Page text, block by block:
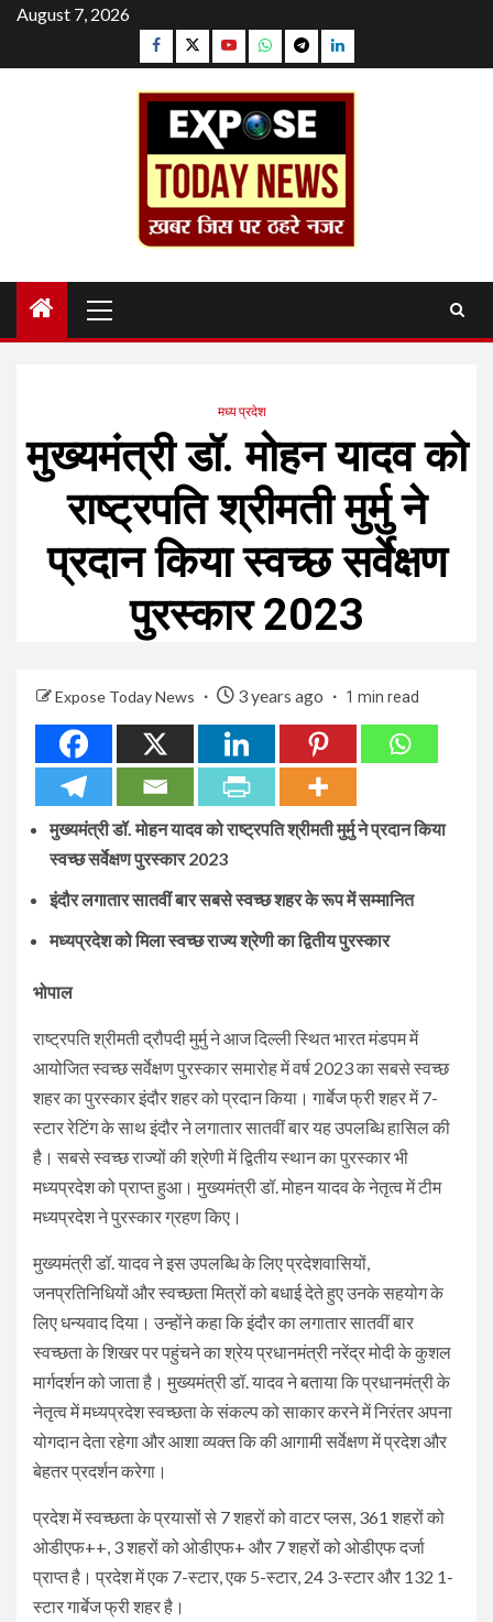
Skip
content
August 7, 2026
Facebook
TwitterYouTubeWhatsapp
TelegramLinkedin
Menu
मध्य प्रदेश
मुख्यमंत्री डॉ. मोहन यादव को
राष्ट्रपति श्रीमती मुर्मु ने
प्रदान किया स्वच्छ सर्वेक्षण
पुरस्कार 2023
Expose Today News 3 years ago 1 min read
मुख्यमंत्री डॉ. मोहन यादव को राष्ट्रपति श्रीमती मुर्मु ने प्रदान किया
स्वच्छ सर्वेक्षण पुरस्कार 2023
इंदौर लगातार सातवीं बार सबसे स्वच्छ शहर के रूप में सम्मानित
मध्यप्रदेश को मिला स्वच्छ राज्य श्रेणी का द्वितीय पुरस्कार
भोपाल
राष्ट्रपति श्रीमती द्रौपदी मुर्मु ने आज दिल्ली स्थित भारत मंडपम में
आयोजित स्वच्छ सर्वेक्षण पुरस्कार समारोह में वर्ष 2023 का सबसे स्वच्छ
शहर का पुरस्कार इंदौर शहर को प्रदान किया। गार्बेज फ्री शहर में 7-
स्टार रेटिंग के साथ इंदौर ने लगातार सातवीं बार यह उपलब्धि हासिल की
है। सबसे स्वच्छ राज्यों की श्रेणी में द्वितीय स्थान का पुरस्कार भी
मध्यप्रदेश को प्राप्त हुआ। मुख्यमंत्री डॉ. मोहन यादव के नेतृत्व में टीम
मध्यप्रदेश ने पुरस्कार ग्रहण किए।
मुख्यमंत्री डॉ. यादव ने इस उपलब्धि के लिए प्रदेशवासियों,
जनप्रतिनिधियों और स्वच्छता मित्रों को बधाई देते हुए उनके सहयोग के
लिए धन्यवाद दिया। उन्होंने कहा कि इंदौर का लगातार सातवीं बार
स्वच्छता के शिखर पर पहुंचने का श्रेय प्रधानमंत्री नरेंद्र मोदी के कुशल
मार्गदर्शन को जाता है। मुख्यमंत्री डॉ. यादव ने बताया कि प्रधानमंत्री के
नेतृत्व में मध्यप्रदेश स्वच्छता के संकल्प को साकार करने में निरंतर अपना
योगदान देता रहेगा और आशा व्यक्त कि की आगामी सर्वेक्षण में प्रदेश और
बेहतर प्रदर्शन करेगा।
प्रदेश में स्वच्छता के प्रयासों से 7 शहरों को वाटर प्लस, 361 शहरों को
ओडीएफ++, 3 शहरों को ओडीएफ+ और 7 शहरों को ओडीएफ दर्जा
प्राप्त है। प्रदेश में एक 7-स्टार, एक 5-स्टार, 24 3-स्टार और 132 1-
स्टार गार्बेज फ्री शहर है।